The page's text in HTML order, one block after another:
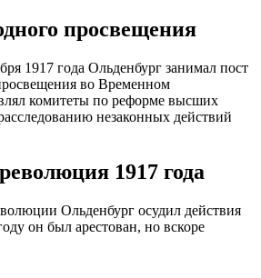
просвещения
1917 года Ольденбург занимал пост
во Временном
комитеты по реформе высших
незаконных действий
1917 года
Ольденбург осудил действия
он был арестован, но вскоре